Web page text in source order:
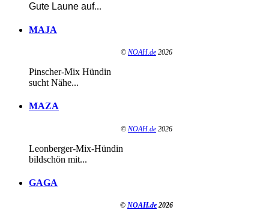
Gute Laune auf...
MAJA
© NOAH.de 2026
Pinscher-Mix Hündin
sucht Nähe...
MAZA
© NOAH.de 2026
Leonberger-Mix-Hündin
bildschön mit...
GAGA
© NOAH.de 2026